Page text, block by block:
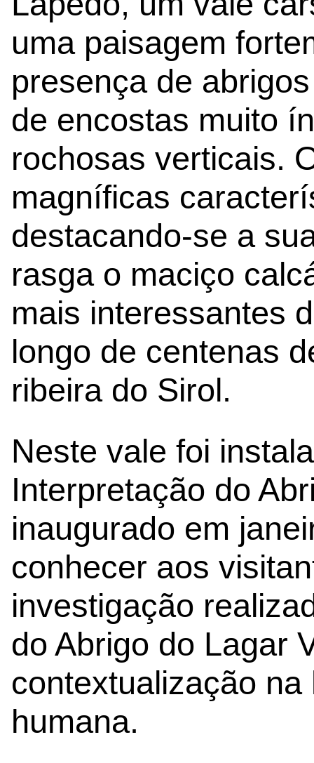
uma paisagem
presença de
de encostas muito
rochosas verticais.
magníficas
destacando-se a
rasga o maciço
mais interessantes
longo de centenas
ribeira do Sirol.
Neste vale foi
Interpretação do
inaugurado em
conhecer aos
investigação
do Abrigo do Lagar
contextualização
humana.